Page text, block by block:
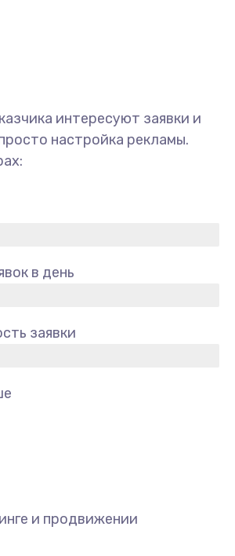
интересуют заявки и
настройка рекламы.
в день
заявки
и продвижении